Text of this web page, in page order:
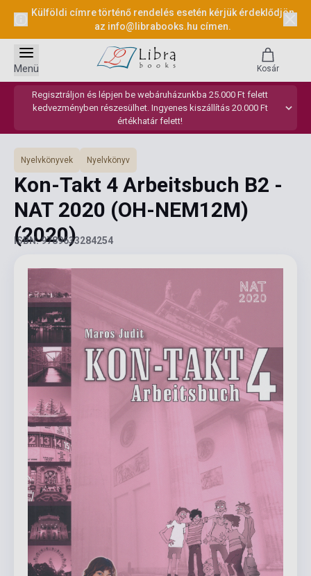
Külföldi címre történő rendelés esetén kérjük érdeklődjön
az info@librabooks.hu címen.
Regisztráljon és lépjen be webáruházunkba 25.000 Ft felett
kedvezményben részesülhet. Ingyenes kiszállítás 20.000 Ft
értékhatár felett!
Menü Kosár
Nyelvkönyvek Nyelvkönyv
Kon-Takt 4 Arbeitsbuch B2 -
NAT 2020 (OH-NEM12M)
(2020)
ISBN: 9789633284254